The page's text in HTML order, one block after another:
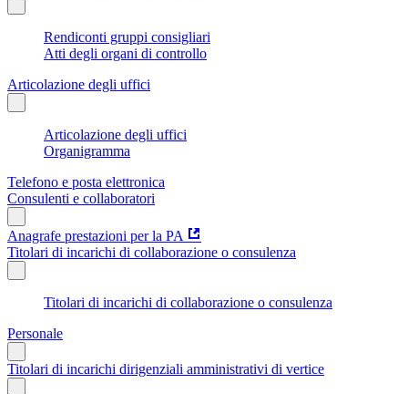
Rendiconti gruppi consigliari
Atti degli organi di controllo
Articolazione degli uffici
Articolazione degli uffici
Organigramma
Telefono e posta elettronica
Consulenti e collaboratori
Anagrafe prestazioni per la PA
Titolari di incarichi di collaborazione o consulenza
Titolari di incarichi di collaborazione o consulenza
Personale
Titolari di incarichi dirigenziali amministrativi di vertice